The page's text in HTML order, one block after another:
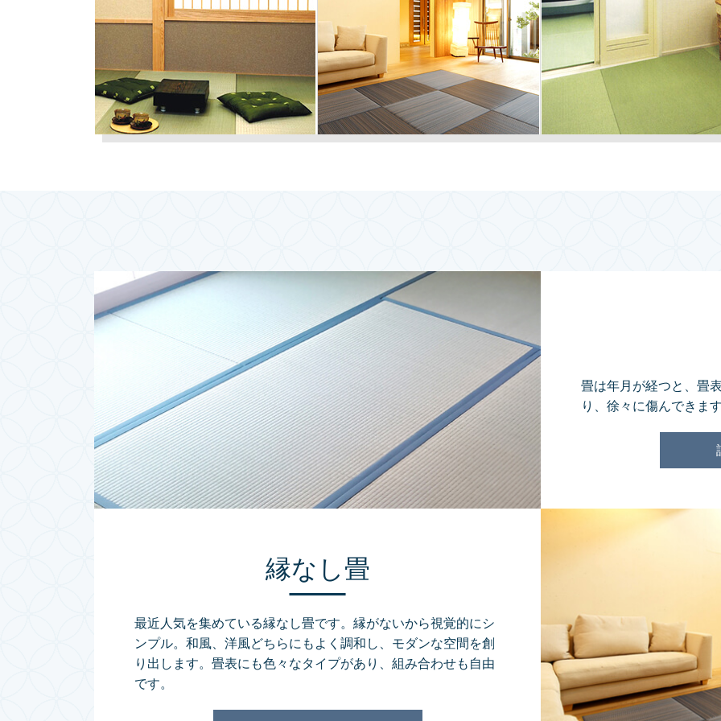
畳は年月が経つと、畳
り、徐々に傷んできま
縁なし畳
最近人気を集めている縁なし畳です。縁がないから視覚的にシ
ンプル。和風、洋風どちらにもよく調和し、モダンな空間を創
り出します。畳表にも色々なタイプがあり、組み合わせも自由
です。